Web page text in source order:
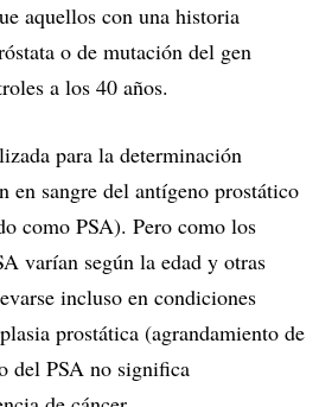
aquellos con una historia
o de mutación del gen
a los 40 años.
para la determinación
en sangre del antígeno prostático
como PSA). Pero como los
varían según la edad y otras
incluso en condiciones
prostática (agrandamiento de
del PSA no significa